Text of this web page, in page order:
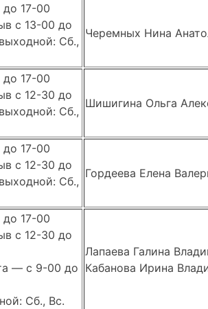
17-00
с 13-00 до
Сб.,
Черемных Нина
17-00
с 12-30 до
Сб.,
Шишигина Ольга
17-00
с 12-30 до
Сб.,
Гордеева Елена
17-00
с 12-30 до
— с 9-00 до
Сб., Вс.
Лапаева Галина
Кабанова Ирина